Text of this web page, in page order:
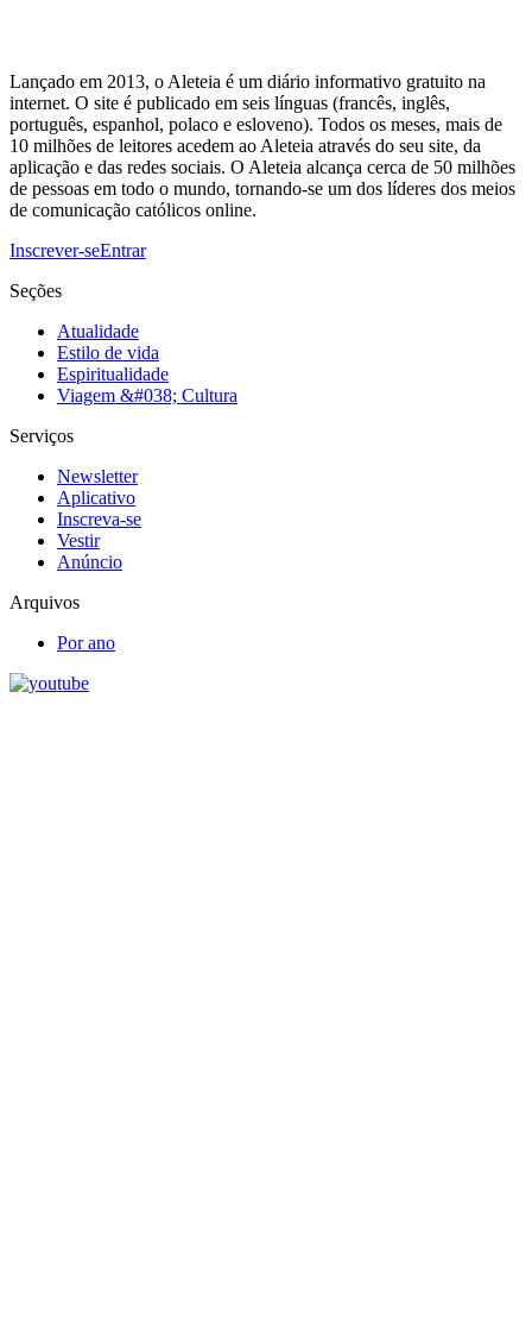
Lançado em 2013, o Aleteia é um diário informativo gratuito na
internet. O site é publicado em seis línguas (francês, inglês,
português, espanhol, polaco e esloveno). Todos os meses, mais de
10 milhões de leitores acedem ao Aleteia através do seu site, da
aplicação e das redes sociais. O Aleteia alcança cerca de 50 milhões
de pessoas em todo o mundo, tornando-se um dos líderes dos meios
de comunicação católicos online.
Inscrever-seEntrar
Seções
Atualidade
Estilo de vida
Espiritualidade
Viagem &#038; Cultura
Serviços
Newsletter
Aplicativo
Inscreva-se
Vestir
Anúncio
Arquivos
Por ano